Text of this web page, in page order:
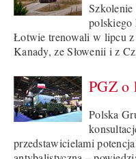
Szkolenie
polskiego
Łotwie trenowali w lipcu
Kanady, ze Słowenii i z
PGZ o
Polska
przedstawicielami